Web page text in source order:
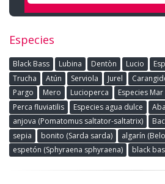
Especies
Black Bass Lubina Dentòn Lucio
Trucha
Atún Serviola Jurel
Pargo
Mero Lucioperca Especies Mar
Perca fluviatilis
Especies agua dulce
anjova (Pomatomus saltator-saltatrix)
sepia
bonito (Sarda sarda) algarín
espetón (Sphyraena sphyraena)
black